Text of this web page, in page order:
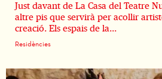
Just davant de La Casa del Teatre
altre pis que servirà per acollir
creació. Els espais de la...
Residències